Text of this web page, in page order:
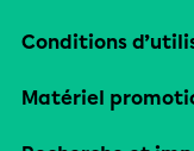
Conditions
Matériel